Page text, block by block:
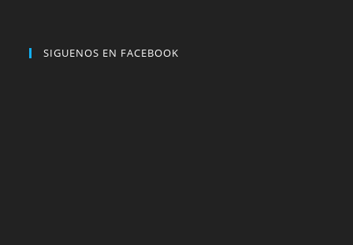
SIGUENOS EN FACEBOOK